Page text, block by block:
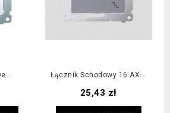
Łącznik Schodowy 16 AX...
Cena
25,43 zł